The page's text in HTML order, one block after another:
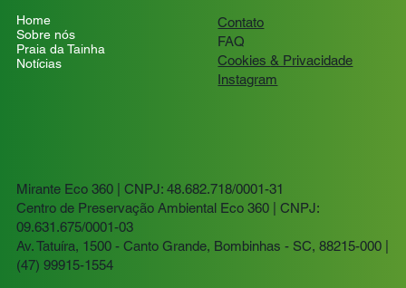
Home
Sobre nós
Praia da Tainha
Notícias
Contato
FAQ
Cookies& Privacidade
Instagram
Mirante Eco 360 | CNPJ: 48.682.718/0001-31
Centro de Preservação Ambiental Eco 360 | CNPJ:
09.631.675/0001-03
Av. Tatuíra, 1500 - Canto Grande, Bombinhas - SC, 88215-000 |
(47) 99915-1554